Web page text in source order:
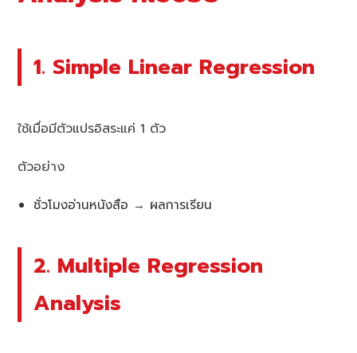
1. Simple Linear Regression
ใช้เมื่อมีตัวแปรอิสระแค่ 1 ตัว
ตัวอย่าง
ชั่วโมงอ่านหนังสือ → ผลการเรียน
2. Multiple Regression
Analysis